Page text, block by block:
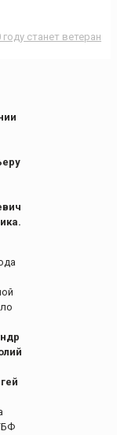
станет ветеран